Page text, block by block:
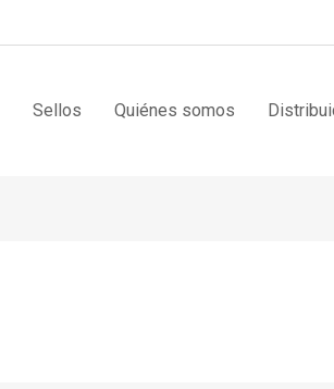
Sellos Quiénes somos